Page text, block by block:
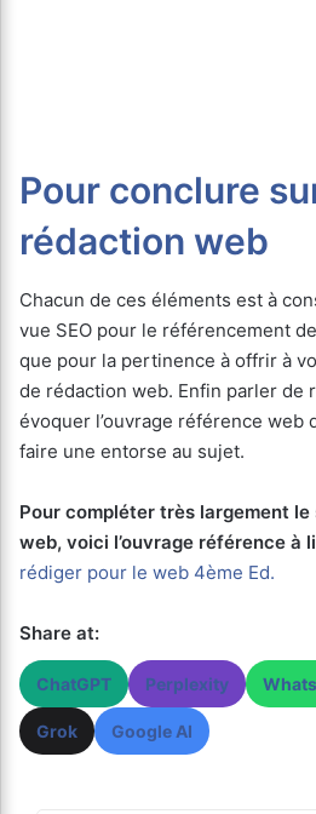
Pour conclure
rédaction web
Chacun de ces éléments est à
vue SEO pour le référencement
que pour la pertinence à offrir à
de rédaction web. Enfin parler de
évoquer l’ouvrage référence web
faire une entorse au sujet.
Pour compléter très largement
web, voici l’ouvrage référence à
rédiger pour le web 4ème Ed.
Share at:
ChatGPT Perplexity
Grok Google AI